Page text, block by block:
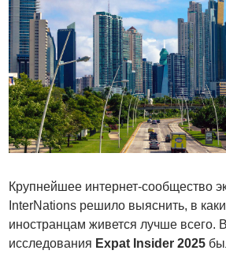
Крупнейшее интернет-сообщество
InterNations решило выяснить, в
иностранцам живется лучше всего.
исследования Expat Insider 2025